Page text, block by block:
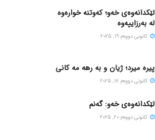
لێکدانەوەی خەو؛ کەوتنە خوارەوە
لە بەرزاییەوە
كانونی دووه‌م 19, 2025
پیره میرد؛ ژیان و به رهه مه کانی
كانونی دووه‌م 16, 2025
لێکدانەوەی خەو: گەنم
كانونی دووه‌م 20, 2025